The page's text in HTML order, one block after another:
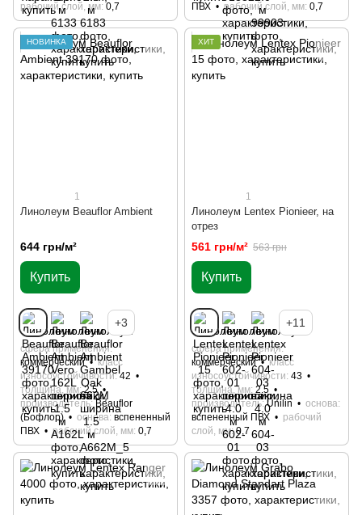
рабочий слой, мм 0,7
ПВХ
рабочий слой, мм 0,7
НОВИНКА
1
Линолеум Beauflor Ambient
644 грн/м²
Купить
+3
сфера применения
коммерческий
класс
износоустойчивости 42
толщина, мм 2.5
производитель Beauflor
(Бофлор)
основа вспененный
ПВХ
рабочий слой, мм 0,7
ХИТ
1
Линолеум Lentex Pionieer, на
отрез
561 грн/м² 563 грн
Купить
+11
сфера применения
коммерческий
класс
износоустойчивости 43
толщина, мм 2.5
производитель Unilin
основа
вспененный ПВХ
рабочий
слой, мм 0,7